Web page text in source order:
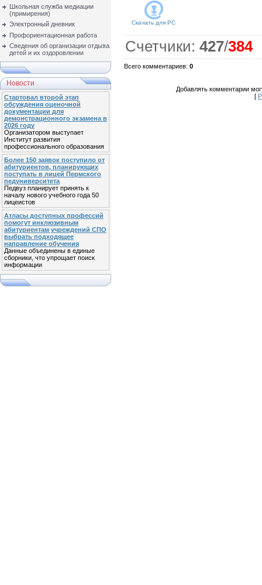
Школьная служба медиации
(примирения)
Электронный дневник
Профориентационная работа
Сведения об организации отдыха
детей и их оздоровлении
Новости
Стартовал второй этап
обсуждения оценочной
документации для
демонстрационного экзамена в
2026 году
Организатором выступает
Институт развития
профессионального образования
Более 150 заявок поступило от
абитуриентов, планирующих
поступать в лицей Пермского
педуниверситета
Педвуз планирует принять к
началу нового учебного года 50
лицеистов
Атласы доступных профессий
помогут инклюзивным
абитуриентам учреждений СПО
выбрать подходящее
направление обучения
Данные объединены в единые
сборники, что упрощает поиск
информации
Скачать для PC
Счетчики: 427/384
Всего комментариев: 0
Добавлять комментарии
[